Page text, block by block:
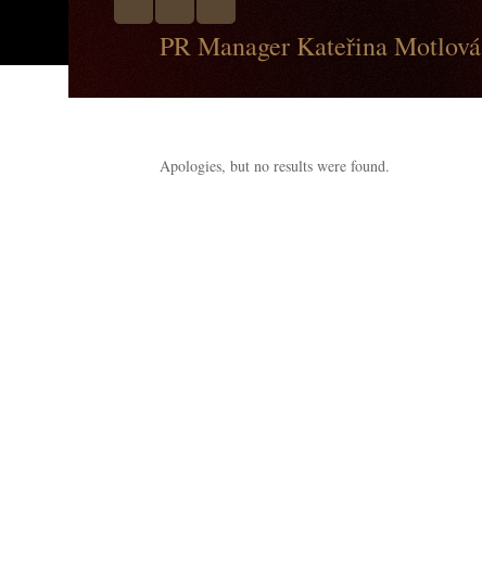
PR Manager Kateřina Motlová
Apologies, but no results were found.